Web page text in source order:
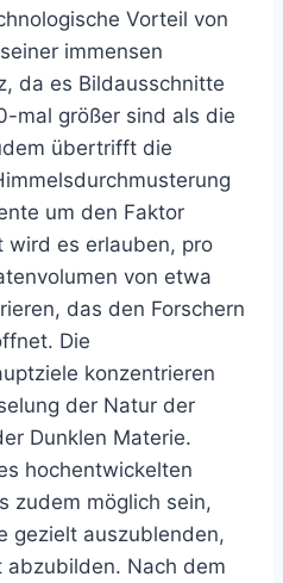
Vorteil von
immensen
da es Bildausschnitte
mal größer sind als die
übertrifft die
um den Faktor
wird es erlauben, pro
von etwa
das den Forschern
Die
konzentrieren
der Natur der
Dunklen Materie.
hochentwickelten
zudem möglich sein,
gezielt auszublenden,
abzubilden. Nach dem